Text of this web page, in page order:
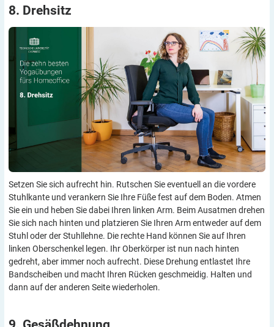
8. Drehsitz
Setzen Sie sich aufrecht hin. Rutschen Sie eventuell an die vordere
Stuhlkante und verankern Sie Ihre Füße fest auf dem Boden. Atmen
Sie ein und heben Sie dabei Ihren linken Arm. Beim Ausatmen drehen
Sie sich nach hinten und platzieren Sie Ihren Arm entweder auf dem
Stuhl oder der Stuhllehne. Die rechte Hand können Sie auf Ihren
linken Oberschenkel legen. Ihr Oberkörper ist nun nach hinten
gedreht, aber immer noch aufrecht. Diese Drehung entlastet Ihre
Bandscheiben und macht Ihren Rücken geschmeidig. Halten und
dann auf der anderen Seite wiederholen.